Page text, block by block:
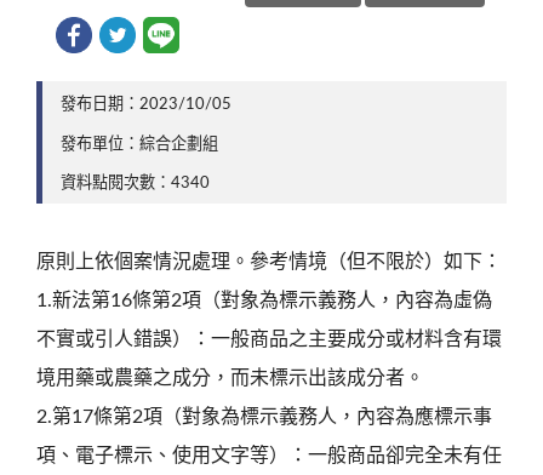
發布日期：2023/10/05
發布單位：綜合企劃組
資料點閱次數：4340
原則上依個案情況處理。參考情境（但不限於）如下：
1.新法第16條第2項（對象為標示義務人，內容為虛偽
不實或引人錯誤）：一般商品之主要成分或材料含有環
境用藥或農藥之成分，而未標示出該成分者。
2.第17條第2項（對象為標示義務人，內容為應標示事
項、電子標示、使用文字等）：一般商品卻完全未有任